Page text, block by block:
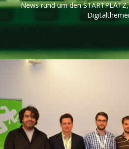
News rund um den